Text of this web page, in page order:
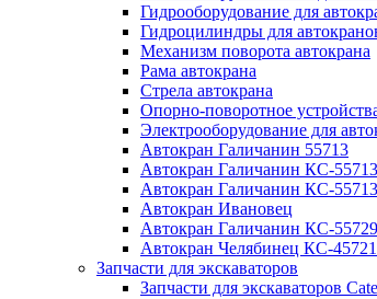
Гидрооборудование для
Гидроцилиндры для
Механизм поворота автокрана
Рама автокрана
Стрела автокрана
Опорно-поворотное
Электрооборудование для
Автокран Галичанин 55713
Автокран Галичанин КС-
Автокран Галичанин КС-
Автокран Ивановец
Автокран Галичанин КС-
Автокран Челябинец КС-
Запчасти для экскаваторов
Запчасти для экскаваторов